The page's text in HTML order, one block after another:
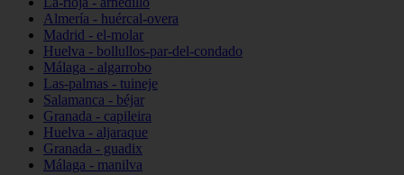
Almería - huércal-overa
Madrid - el-molar
Huelva - bollullos-par-del-condado
Málaga - algarrobo
Las-palmas - tuineje
Salamanca - béjar
Granada - capileira
Huelva - aljaraque
Granada - guadix
Málaga - manilva